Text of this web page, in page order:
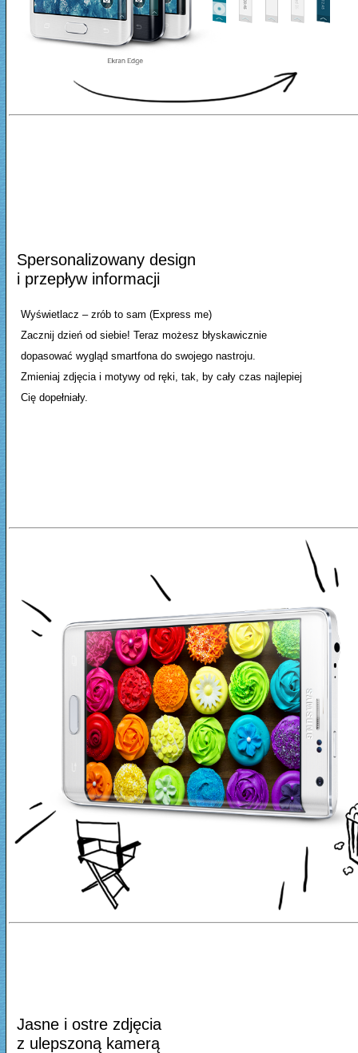
Spersonalizowany design
i przepływ informacji
Wyświetlacz – zrób to sam (Express me)
Zacznij dzień od siebie! Teraz możesz błyskawicznie
dopasować wygląd smartfona do swojego nastroju.
Zmieniaj zdjęcia i motywy od ręki, tak, by cały czas najlepiej
Cię dopełniały.
Jasne i ostre zdjęcia
z ulepszoną kamerą